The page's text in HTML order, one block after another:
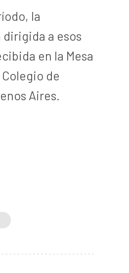
la
a esos
en la Mesa
de
Aires.